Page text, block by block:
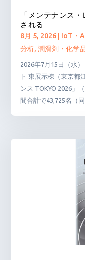
「メンテナンス
される
8月 5, 2026 IoT・
分析,潤滑剤・化学
2026年7月15日（水
ト 東展示棟（東京都
ンス TOKYO 2026」
間合計で43,725名（